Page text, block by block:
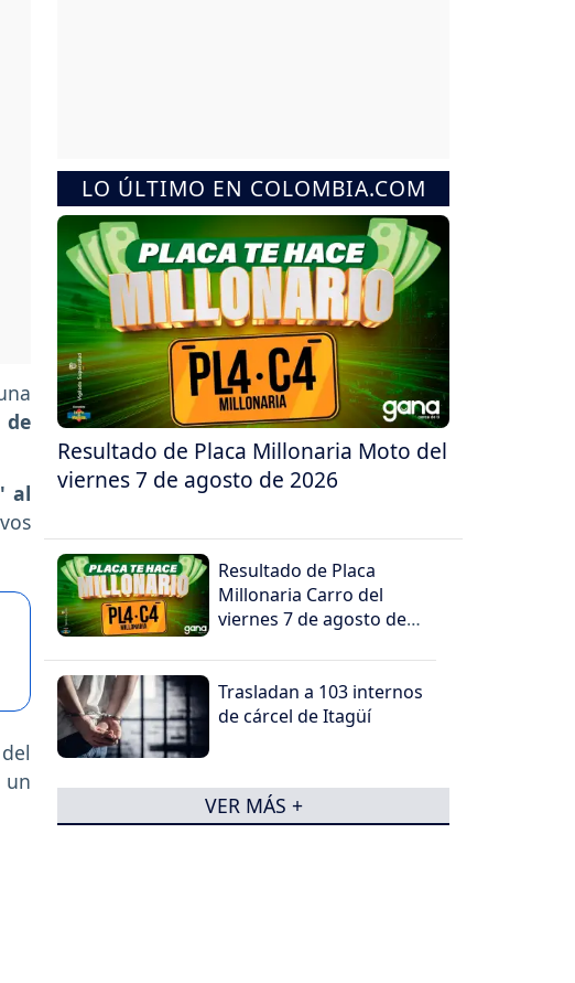
al
un
LO ÚLTIMO EN COLOMBIA.COM
Resultado de Placa Millonaria Moto del
viernes 7 de agosto de 2026
Resultado de Placa
Millonaria Carro del
viernes 7 de agosto de
Trasladan a 103 internos
de cárcel de Itagüí
VER MÁS +